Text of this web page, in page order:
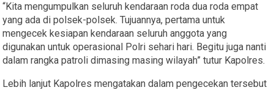
“Kita mengumpulkan seluruh kendaraan roda dua roda empat
yang ada di polsek-polsek. Tujuannya, pertama untuk
mengecek kesiapan kendaraan seluruh anggota yang
digunakan untuk operasional Polri sehari hari. Begitu juga nanti
dalam rangka patroli dimasing masing wilayah” tutur Kapolres.
Lebih lanjut Kapolres mengatakan dalam pengecekan tersebut